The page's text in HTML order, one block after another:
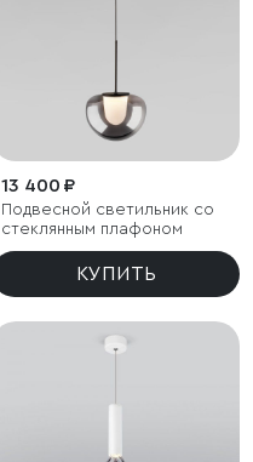
13 400 ₽
Подвесной светильник со
стеклянным плафоном
КУПИТЬ